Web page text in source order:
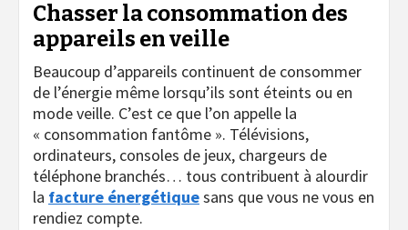
Chasser la consommation des
appareils en veille
Beaucoup d’appareils continuent de consommer
de l’énergie même lorsqu’ils sont éteints ou en
mode veille. C’est ce que l’on appelle la
« consommation fantôme ». Télévisions,
ordinateurs, consoles de jeux, chargeurs de
téléphone branchés… tous contribuent à alourdir
la facture énergétiquesans que vous ne vous en
rendiez compte.